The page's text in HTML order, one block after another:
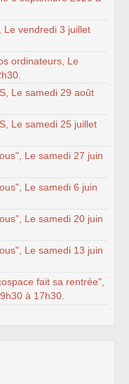
Le vendredi 3 juillet
ordinateurs, Le
Le samedi 29 août
Le samedi 25 juillet
Le samedi 27 juin
Le samedi 6 juin
Le samedi 20 juin
Le samedi 13 juin
fait sa rentrée",
à 17h30.